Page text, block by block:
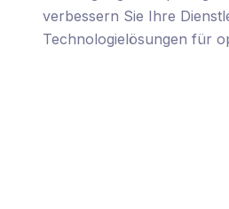
verbessern Sie Ihre
Technologielösungen für